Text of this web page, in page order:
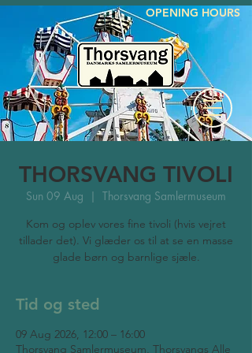
OPENING HOURS
THORSVANG TIVOLI
Sun 09 Aug
  |
Thorsvang Samlermuseum
Kom og oplev vores fine tivoli (hvis vejret
tillader det). Vi glæder os til at se en masse
glade børn og barnlige sjæle.
Tid og sted
09 Aug 2026, 12:00 – 16:00
Thorsvang Samlermuseum, Thorsvangs Alle